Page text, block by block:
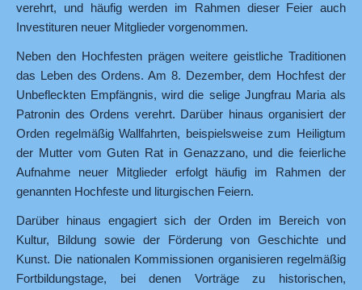
verehrt, und häufig werden im Rahmen dieser Feier auch
Investituren neuer Mitglieder vorgenommen.
Neben den Hochfesten prägen weitere geistliche Traditionen
das Leben des Ordens. Am 8. Dezember, dem Hochfest der
Unbefleckten Empfängnis, wird die selige Jungfrau Maria als
Patronin des Ordens verehrt. Darüber hinaus organisiert der
Orden regelmäßig Wallfahrten, beispielsweise zum Heiligtum
der Mutter vom Guten Rat in Genazzano, und die feierliche
Aufnahme neuer Mitglieder erfolgt häufig im Rahmen der
genannten Hochfeste und liturgischen Feiern.
Darüber hinaus engagiert sich der Orden im Bereich von
Kultur, Bildung sowie der Förderung von Geschichte und
Kunst. Die nationalen Kommissionen organisieren regelmäßig
Fortbildungstage, bei denen Vorträge zu historischen,